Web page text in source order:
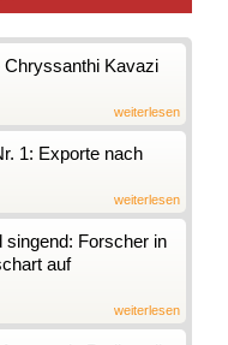
Kavazi
weiterlesen
1: Exporte nach
weiterlesen
singend: Forscher in
auf
weiterlesen